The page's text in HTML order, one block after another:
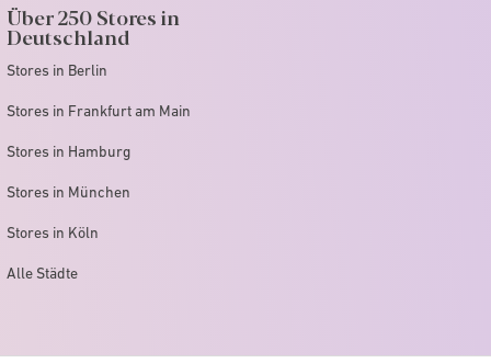
Über 250 Stores in
Deutschland
Stores in Berlin
Stores in Frankfurt am Main
Stores in Hamburg
Stores in München
Stores in Köln
Alle Städte